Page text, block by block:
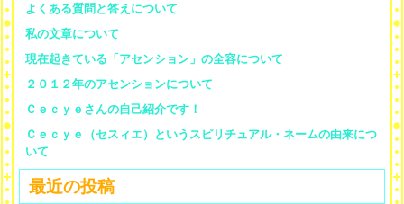
よくある質問と答えについて
私の文章について
現在起きている「アセンション」の全容について
２０１２年のアセンションについて
Ｃｅｃｙｅさんの自己紹介です！
Ｃｅｃｙｅ（セスィエ）というスピリチュアル・ネームの由来につ
いて
最近の投稿